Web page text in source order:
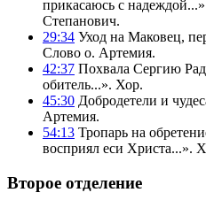
прикасаюсь с
Степанович.
29:34 Уход на Маковец,
Слово о. Артемия.
42:37 Похвала Сергию
обитель...». Хор.
45:30 Добродетели и
Артемия.
54:13 Тропарь на
восприял еси Христа...».
Второе отделение